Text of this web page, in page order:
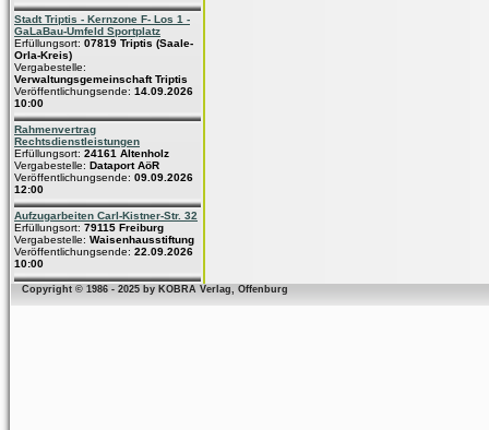
Stadt Triptis - Kernzone F- Los 1 -
GaLaBau-Umfeld Sportplatz
Erfüllungsort: 07819 Triptis (Saale-
Orla-Kreis)
Vergabestelle:
Verwaltungsgemeinschaft Triptis
Veröffentlichungsende: 14.09.2026
10:00
Rahmenvertrag
Rechtsdienstleistungen
Erfüllungsort: 24161 Altenholz
Vergabestelle: Dataport AöR
Veröffentlichungsende: 09.09.2026
12:00
Aufzugarbeiten Carl-Kistner-Str. 32
Erfüllungsort: 79115 Freiburg
Vergabestelle: Waisenhausstiftung
Veröffentlichungsende: 22.09.2026
10:00
Copyright © 1986 - 2025 by KOBRA Verlag, Offenburg